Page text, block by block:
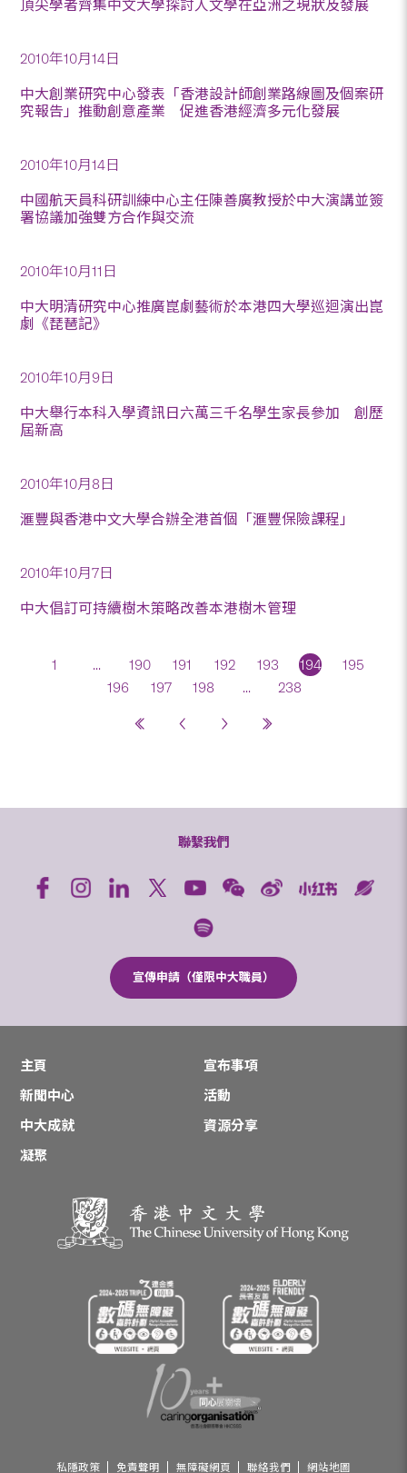
頂尖學者齊集中文大學探討人文學在亞洲之現狀及發展
2010年10月14日
中大創業研究中心發表「香港設計師創業路線圖及個案研
究報告」推動創意產業 促進香港經濟多元化發展
2010年10月14日
中國航天員科研訓練中心主任陳善廣教授於中大演講並簽
署協議加強雙方合作與交流
2010年10月11日
中大明清研究中心推廣崑劇藝術於本港四大學巡迴演出崑
劇《琵琶記》
2010年10月9日
中大舉行本科入學資訊日六萬三千名學生家長參加 創歷
屆新高
2010年10月8日
滙豐與香港中文大學合辦全港首個「滙豐保險課程」
2010年10月7日
中大倡訂可持續樹木策略改善本港樹木管理
1 ... 190 191 192 193 194
195
196
197 198 ... 238
聯繫我們
宣傳申請（僅限中大職員）
主頁
宣布事項
新聞中心
活動
中大成就
資源分享
凝聚
私隱政策 免責聲明 無障礙網頁 聯絡我們 網站地圖